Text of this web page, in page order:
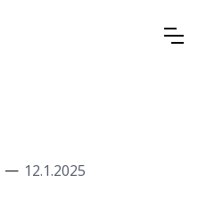
— 12.1.2025